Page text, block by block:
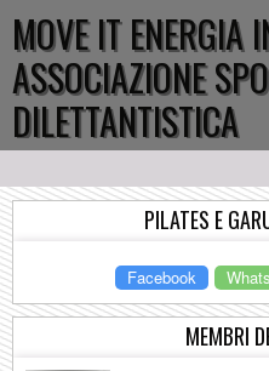
MOVE IT ENERGIA
ASSOCIAZIONE
DILETTANTISTICA
PILATES E
Facebook
MEMBRI